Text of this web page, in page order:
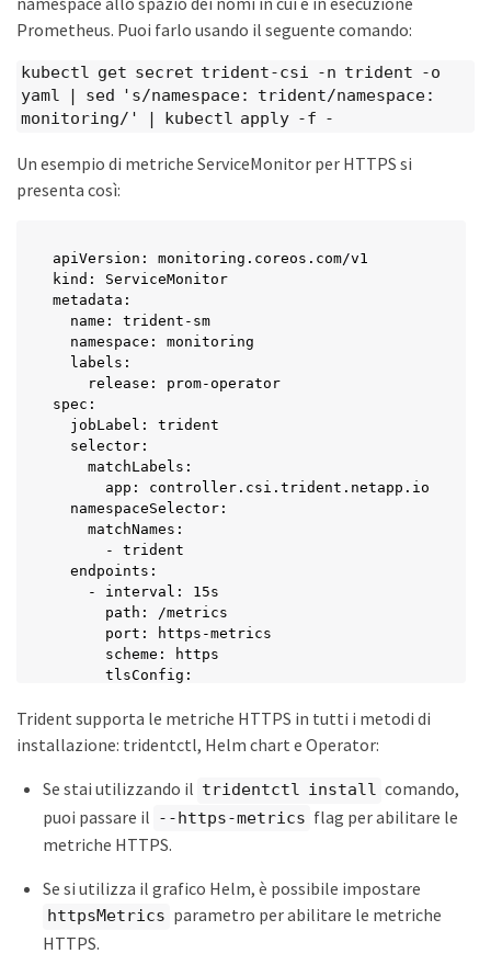
Prometheus. Puoi farlo usando il seguente comando:
kubectl get secret trident-csi -n trident -o
yaml | sed 's/namespace: trident/namespace:
monitoring/' | kubectl apply -f -
Un esempio di metriche ServiceMonitor per HTTPS si
presenta così:
apiVersion: monitoring.coreos.com/v1
kind: ServiceMonitor
metadata:
  name: trident-sm
  namespace: monitoring
  labels:
    release: prom-operator
spec:
  jobLabel: trident
  selector:
    matchLabels:
      app: controller.csi.trident.netapp.io
  namespaceSelector:
    matchNames:
      - trident
  endpoints:
    - interval: 15s
      path: /metrics
      port: https-metrics
      scheme: https
      tlsConfig:
          secret:
            key: caCert
            name: trident-csi
          secret:
            key: clientCert
            name: trident-csi
          key: clientKey
          name: trident-csi
        serverName: trident-csi
Trident supporta le metriche HTTPS in tutti i metodi di
installazione: tridentctl, Helm chart e Operator:
Se stai utilizzando il tridentctl install comando,
puoi passare il --https-metrics flag per abilitare le
metriche HTTPS.
Se si utilizza il grafico Helm, è possibile impostare
httpsMetrics parametro per abilitare le metriche
HTTPS.